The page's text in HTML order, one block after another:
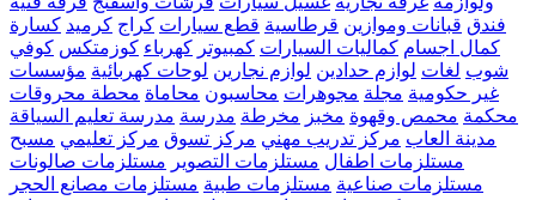
فندق قبانات وموازين قرطاسية قطع سيارات كراج كرميد كسارة
كمال اجسام كماليات السيارات كمبيوتر كهرباء كوزمتكس كوفي
شوب لغات لوازم حدادين لوازم نجارين لوحات كهربائية مؤسسات
غير حكومية مجلة مجوهرات محاسبون محاماة محطة محروقات
محكمة محمص وقهوة مخبز مخرطة مدرسة مدرسة تعليم السياقة
مدينة العاب مركز تدريب مهني مركز تسوق مركز تعليمي مسبح
مستلزمات اطفال مستلزمات التصوير مستلزمات صالونات
مستلزمات صناعية مستلزمات طبية مستلزمات مصانع الحجر